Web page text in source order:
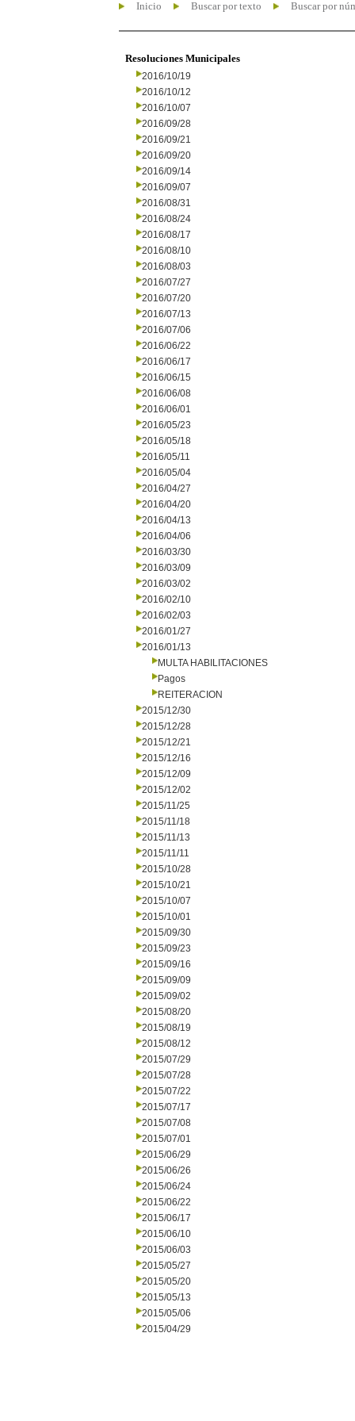
Inicio Buscar por texto Buscar por
Resoluciones Municipales
2016/10/19
2016/10/12
2016/10/07
2016/09/28
2016/09/21
2016/09/20
2016/09/14
2016/09/07
2016/08/31
2016/08/24
2016/08/17
2016/08/10
2016/08/03
2016/07/27
2016/07/20
2016/07/13
2016/07/06
2016/06/22
2016/06/17
2016/06/15
2016/06/08
2016/06/01
2016/05/23
2016/05/18
2016/05/11
2016/05/04
2016/04/27
2016/04/20
2016/04/13
2016/04/06
2016/03/30
2016/03/09
2016/03/02
2016/02/10
2016/02/03
2016/01/27
2016/01/13
MULTA HABILITACIONES
Pagos
REITERACION
2015/12/30
2015/12/28
2015/12/21
2015/12/16
2015/12/09
2015/12/02
2015/11/25
2015/11/18
2015/11/13
2015/11/11
2015/10/28
2015/10/21
2015/10/07
2015/10/01
2015/09/30
2015/09/23
2015/09/16
2015/09/09
2015/09/02
2015/08/20
2015/08/19
2015/08/12
2015/07/29
2015/07/28
2015/07/22
2015/07/17
2015/07/08
2015/07/01
2015/06/29
2015/06/26
2015/06/24
2015/06/22
2015/06/17
2015/06/10
2015/06/03
2015/05/27
2015/05/20
2015/05/13
2015/05/06
2015/04/29